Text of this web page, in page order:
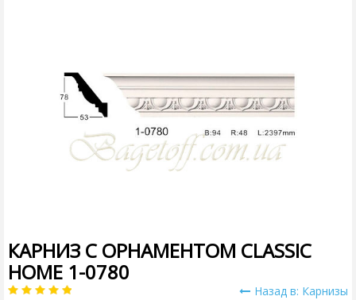
КАРНИЗ С ОРНАМЕНТОМ CLASSIC
HOME 1-0780
Назад в: Карнизы